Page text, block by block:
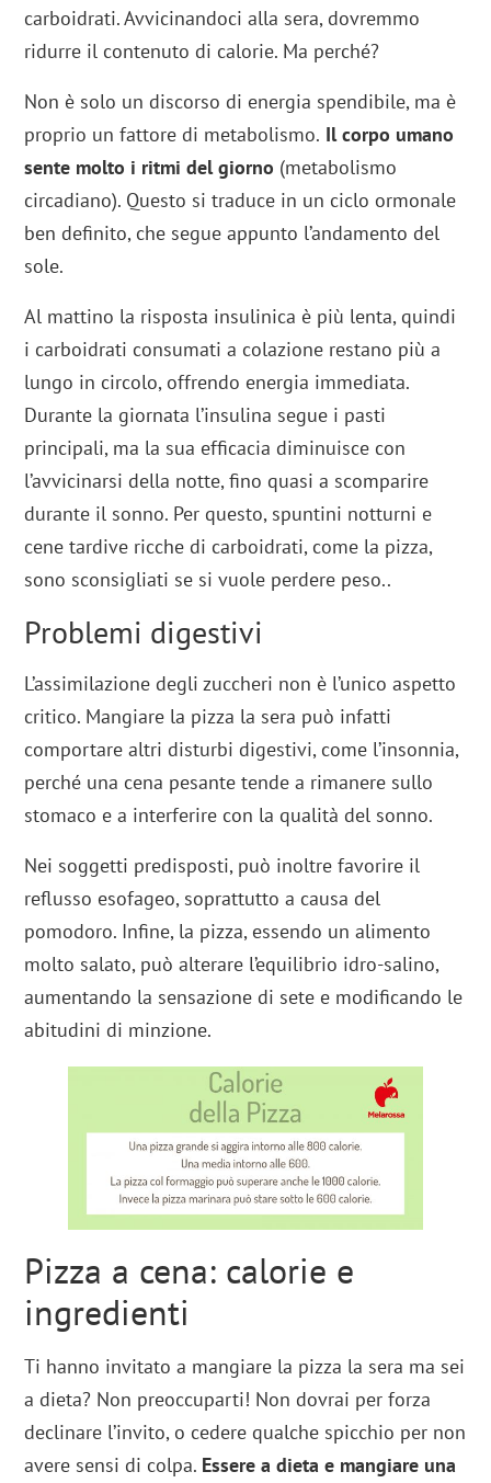
carboidrati. Avvicinandoci alla sera, dovremmo
ridurre il contenuto di calorie. Ma perché?
Non è solo un discorso di energia spendibile, ma è
proprio un fattore di metabolismo. Il corpo umano
sente molto i ritmi del giorno (metabolismo
circadiano). Questo si traduce in un ciclo ormonale
ben definito, che segue appunto l’andamento del
sole.
Al mattino la risposta insulinica è più lenta, quindi
i carboidrati consumati a colazione restano più a
lungo in circolo, offrendo energia immediata.
Durante la giornata l’insulina segue i pasti
principali, ma la sua efficacia diminuisce con
l’avvicinarsi della notte, fino quasi a scomparire
durante il sonno. Per questo, spuntini notturni e
cene tardive ricche di carboidrati, come la pizza,
sono sconsigliati se si vuole perdere peso..
Problemi digestivi
L’assimilazione degli zuccheri non è l’unico aspetto
critico. Mangiare la pizza la sera può infatti
comportare altri disturbi digestivi, come l’insonnia,
perché una cena pesante tende a rimanere sullo
stomaco e a interferire con la qualità del sonno.
Nei soggetti predisposti, può inoltre favorire il
reflusso esofageo, soprattutto a causa del
pomodoro. Infine, la pizza, essendo un alimento
molto salato, può alterare l’equilibrio idro-salino,
aumentando la sensazione di sete e modificando le
abitudini di minzione.
Pizza a cena: calorie e
ingredienti
Ti hanno invitato a mangiare la pizza la sera ma sei
a dieta? Non preoccuparti! Non dovrai per forza
declinare l’invito, o cedere qualche spicchio per non
avere sensi di colpa. Essere a dieta e mangiare una